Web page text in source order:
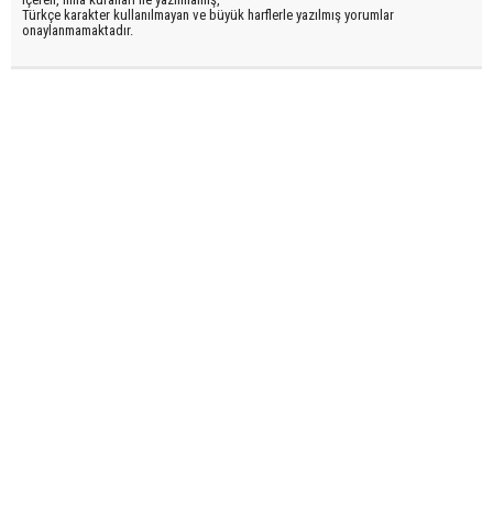
Türkçe karakter kullanılmayan ve büyük harflerle yazılmış yorumlar
onaylanmamaktadır.